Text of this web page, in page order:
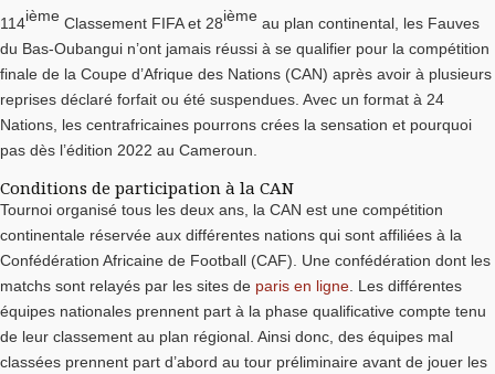
114ième Classement FIFA et 28ième au plan continental, les Fauves
du Bas-Oubangui n’ont jamais réussi à se qualifier pour la compétition
finale de la Coupe d’Afrique des Nations (CAN) après avoir à plusieurs
reprises déclaré forfait ou été suspendues. Avec un format à 24
Nations, les centrafricaines pourrons crées la sensation et pourquoi
pas dès l’édition 2022 au Cameroun.
Conditions de participation à la CAN
Tournoi organisé tous les deux ans, la CAN est une compétition
continentale réservée aux différentes nations qui sont affiliées à la
Confédération Africaine de Football (CAF). Une confédération dont les
matchs sont relayés par les sites de paris en ligne . Les différentes
équipes nationales prennent part à la phase qualificative compte tenu
de leur classement au plan régional. Ainsi donc, des équipes mal
classées prennent part d’abord au tour préliminaire avant de jouer les